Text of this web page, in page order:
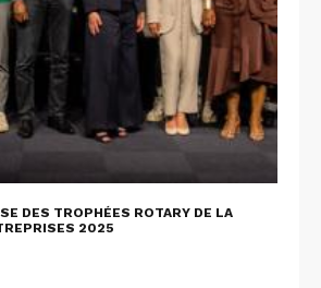
DES TROPHÉES ROTARY DE LA
2025